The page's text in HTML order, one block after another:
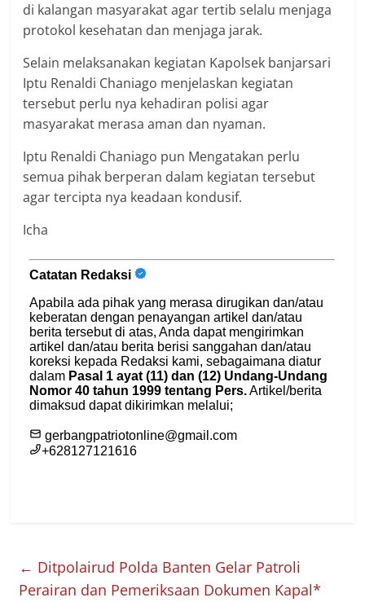
di kalangan masyarakat agar tertib selalu menjaga
protokol kesehatan dan menjaga jarak.
Selain melaksanakan kegiatan Kapolsek banjarsari
Iptu Renaldi Chaniago menjelaskan kegiatan
tersebut perlu nya kehadiran polisi agar
masyarakat merasa aman dan nyaman.
Iptu Renaldi Chaniago pun Mengatakan perlu
semua pihak berperan dalam kegiatan tersebut
agar tercipta nya keadaan kondusif.
Icha
← Ditpolairud Polda Banten Gelar Patroli
Perairan dan Pemeriksaan Dokumen Kapal*